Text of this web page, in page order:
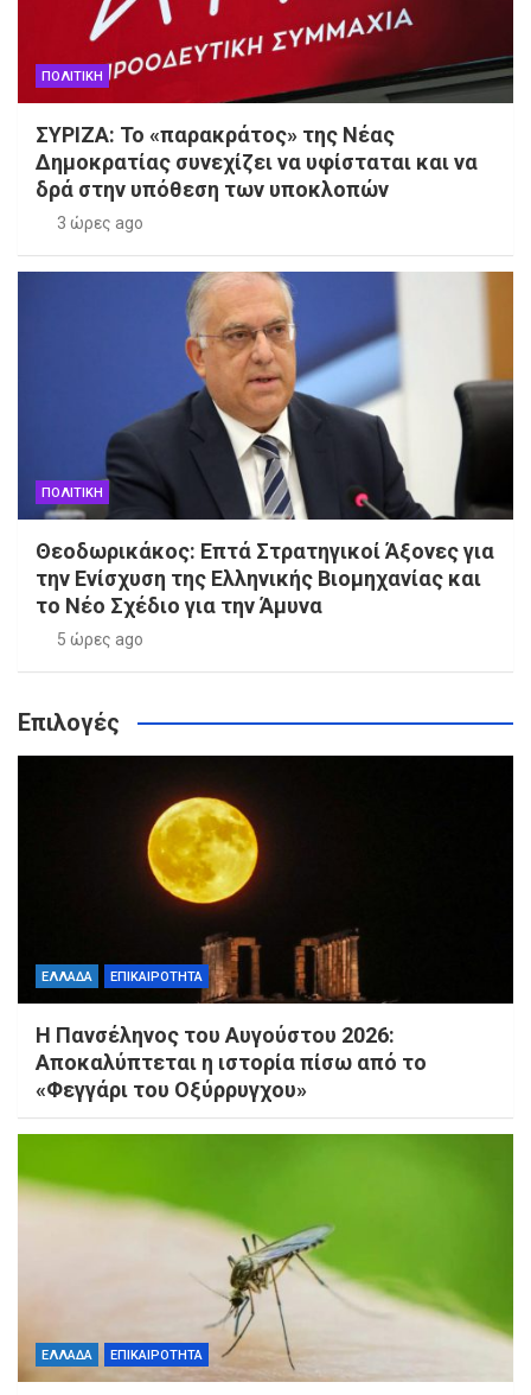
ΠΟΛΙΤΙΚΗ
ΣΥΡΙΖΑ: Το «παρακράτος» της Νέας
Δημοκρατίας συνεχίζει να υφίσταται και να
δρά στην υπόθεση των υποκλοπών
3 ώρες ago
ΠΟΛΙΤΙΚΗ
Θεοδωρικάκος: Επτά Στρατηγικοί Άξονες για
την Ενίσχυση της Ελληνικής Βιομηχανίας και
το Νέο Σχέδιο για την Άμυνα
5 ώρες ago
Επιλογές
ΕΛΛΑΔΑ ΕΠΙΚΑΙΡΟΤΗΤΑ
Η Πανσέληνος του Αυγούστου 2026:
Αποκαλύπτεται η ιστορία πίσω από το
«Φεγγάρι του Οξύρρυγχου»
ΕΛΛΑΔΑ ΕΠΙΚΑΙΡΟΤΗΤΑ